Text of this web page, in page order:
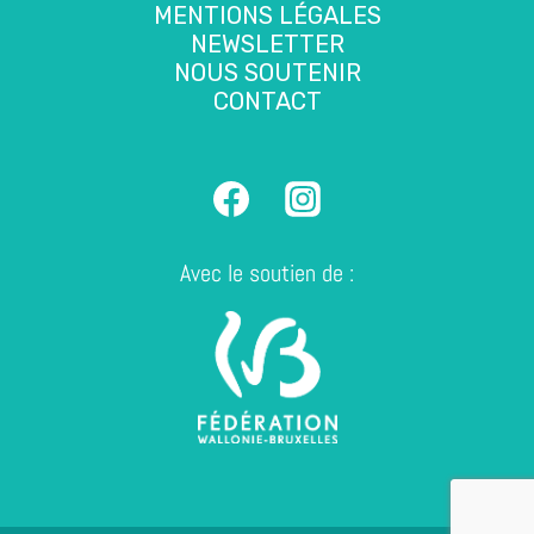
MENTIONS LÉGALES
NEWSLETTER
NOUS SOUTENIR
CONTACT
Avec le soutien de :